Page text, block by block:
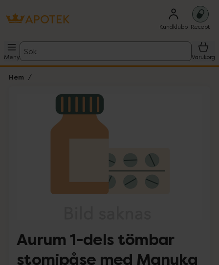
Kundklubb Recept
Meny
Sök
Varukorg
Hem
Lista: . Innehåller 1 objekt.
Aurum 1-dels tömbar
stomipåse med Manuka